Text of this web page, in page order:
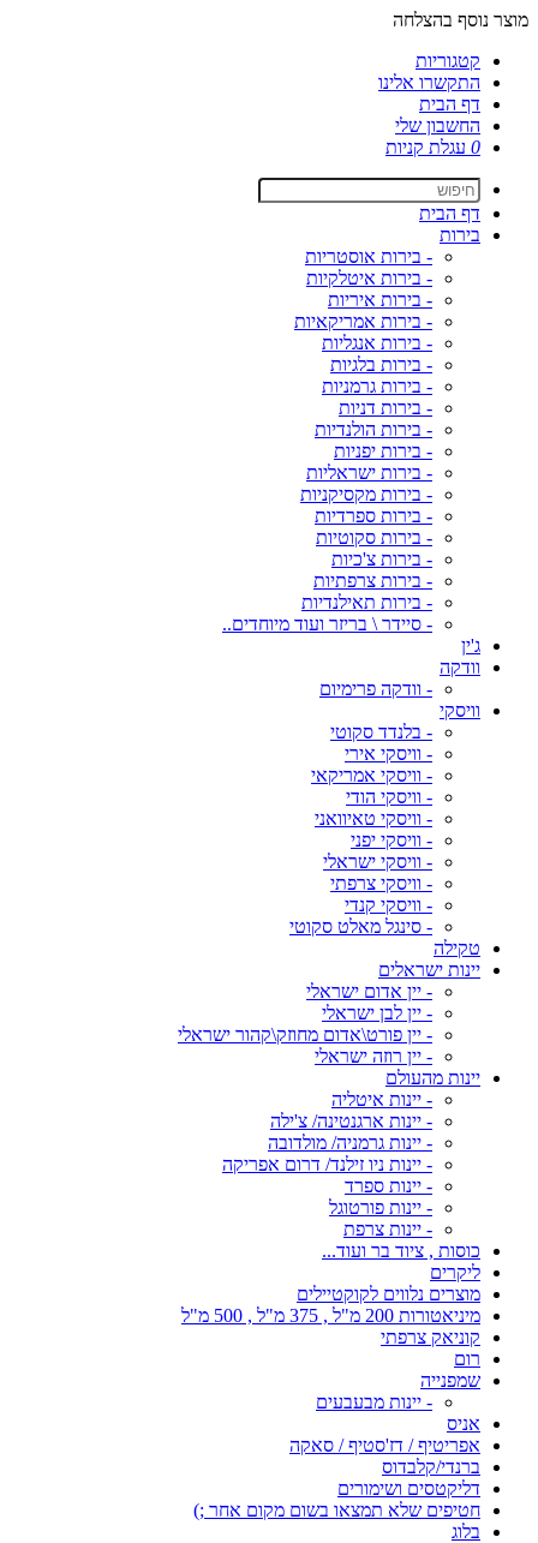
מוצר נוסף בהצלחה
קטגוריות
התקשרו אלינו
דף הבית
החשבון שלי
0 עגלת קניות
דף הבית
בירות
- בירות אוסטריות
- בירות איטלקיות
- בירות איריות
- בירות אמריקאיות
- בירות אנגליות
- בירות בלגיות
- בירות גרמניות
- בירות דניות
- בירות הולנדיות
- בירות יפניות
- בירות ישראליות
- בירות מקסיקניות
- בירות ספרדיות
- בירות סקוטיות
- בירות צ'כיות
- בירות צרפתיות
- בירות תאילנדיות
- סיידר \ בריזר ועוד מיוחדים..
ג'ין
וודקה
- וודקה פרימיום
וויסקי
- בלנדד סקוטי
- וויסקי אירי
- וויסקי אמריקאי
- וויסקי הודי
- וויסקי טאיוואני
- וויסקי יפני
- וויסקי ישראלי
- וויסקי צרפתי
- וויסקי קנדי
- סינגל מאלט סקוטי
טקילה
יינות ישראלים
- יין אדום ישראלי
- יין לבן ישראלי
- יין פורט\אדום מחוזק\קהור ישראלי
- יין רוזה ישראלי
יינות מהעולם
- יינות איטליה
- יינות ארגנטינה/ צ'ילה
- יינות גרמניה/ מולדובה
- יינות ניו זילנד/ דרום אפריקה
- יינות ספרד
- יינות פורטוגל
- יינות צרפת
כוסות , ציוד בר ועוד...
ליקרים
מוצרים נלווים לקוקטיילים
מיניאטורות 200 מ"ל , 375 מ"ל , 500 מ"ל
קוניאק צרפתי
רום
שמפנייה
- יינות מבעבעים
אניס
אפריטיף / דז'סטיף / סאקה
ברנדי/קלבדוס
דליקטסים ושימורים
חטיפים שלא תמצאו בשום מקום אחר ;)
בלוג